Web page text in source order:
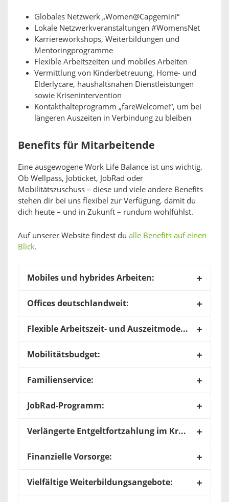
Globales Netzwerk „Women@Capgemini“​
Lokale Netzwerkveranstaltungen #WomensNet ​
Karriereworkshops, Weiterbildungen und
Mentoringprogramme
Flexible Arbeitszeiten und mobiles Arbeiten
Vermittlung von Kinderbetreuung, Home- und
Elderlycare, haushaltsnahen Dienstleistungen
sowie Krisenintervention​
Kontakthalteprogramm „fareWelcome!“, um bei
längeren Auszeiten in Verbindung zu bleiben
Benefits für Mitarbeitende
Eine ausgewogene Work Life Balance ist uns wichtig.
Ob Wellpass, Jobticket, JobRad oder
Mobilitätszuschuss – diese und viele andere Benefits
stehen dir bei uns flexibel zur Verfügung, damit du
dich heute – und in Zukunft – rundum wohlfühlst.
Auf unserer Website findest du alle Benefits auf einen
Blick.
Mobiles und hybrides Arbeiten:
Offices deutschlandweit:
Flexible Arbeitszeit- und Auszeitmodelle:
Mobilitätsbudget:
Familienservice:
JobRad-Programm:
Verlängerte Entgeltfortzahlung im Krankheitsfall:
Finanzielle Vorsorge:
Vielfältige Weiterbildungsangebote: